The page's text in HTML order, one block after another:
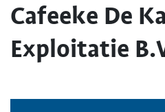
Cafeeke De
Exploitatie